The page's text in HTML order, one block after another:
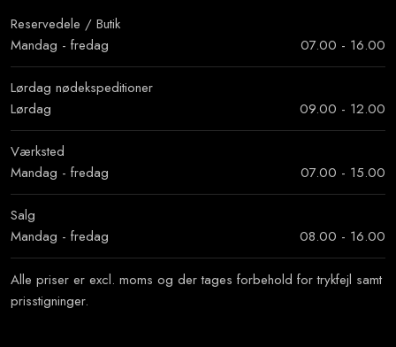
Reservedele / Butik
Mandag - fredag
07.00 - 16.00
Lørdag nødekspeditioner​
Lørdag
09.00 - 12.00
Værksted
Mandag - fredag
07.00 - 15.00
Salg
Mandag - fredag
08.00 - 16.00
Alle priser er excl. moms og der tages forbehold for trykfejl samt
prisstigninger.